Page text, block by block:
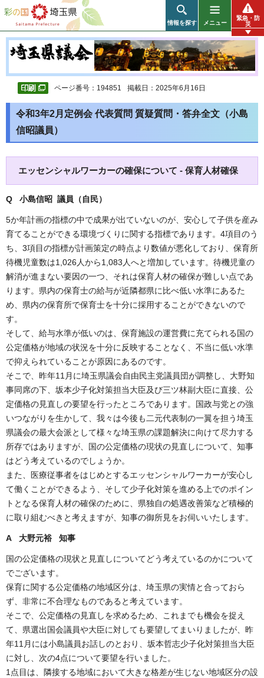
彩の国 埼玉県
情報を探す メニュー
緊急・防
災
ページ番号：194851 掲載日：2025年6月16日
令和3年2月定例会 代表質問 質疑質問・答弁全文（小島
信昭議員）
エッセンシャルワーカーの確保について - 保育人材確保
Q 小島信昭 議員（自民）
5か年計画の指標の中で成果が出ていないのが、安心して子供を産み
育てることができる環境づくりに関する指標であります。4項目のう
ち、3項目の指標が計画策定の時点より数値が悪化しており、保育所
待機児童数は1,026人から1,083人へと増加しています。待機児童の
解消が進まない要因の一つ、それは保育人材の確保が難しい点であ
ります。県内の保育士の給与が近隣都県に比べ低い水準にあるた
め、県内の保育所で保育士を十分に採用することができないので
す。
そして、給与水準が低いのは、保育施設の運営費に充てられる国の
公定価格が地域の状況を十分に反映することなく、不当に低い水準
で抑えられていることが原因にあるのです。
そこで、昨年11月に埼玉県議会自由民主党議員団が調整し、大野知
事同席の下、坂本少子化対策担当大臣及び三ツ林副大臣に直接、公
定価格の見直しの要望を行ったところであります。国政与党との強
いつながりを生かして、我々は今後も二元代表制の一翼を担う埼玉
県議会の最大会派として様々な埼玉県の課題解決に向けて尽力する
所存ではありますが、国の公定価格の現状の見直しについて、知事
はどう考えているのでしょうか。
また、医療従事者をはじめとするエッセンシャルワーカーが安心し
て働くことができるよう、そして少子化対策を進める上でのポイン
トとなる保育人材の確保のために、県独自の処遇改善策など積極的
に取り組むべきと考えますが、知事の御所見をお伺いいたします。
A 大野元裕 知事
国の公定価格の現状と見直しについてどう考えているのかについて
でございます。
保育に関する公定価格の地域区分は、埼玉県の実情と合っておら
ず、非常に不合理なものであると考えています。
そこで、公定価格の見直しを求めるため、これまでも機会を捉え
て、県選出国会議員や大臣に対しても要望してまいりましたが、昨
年11月には小島議員お話しのとおり、坂本哲志少子化対策担当大臣
に対し、次の4点について要望を行いました。
1点目は、隣接する地域において大きな格差が生じない地域区分の設